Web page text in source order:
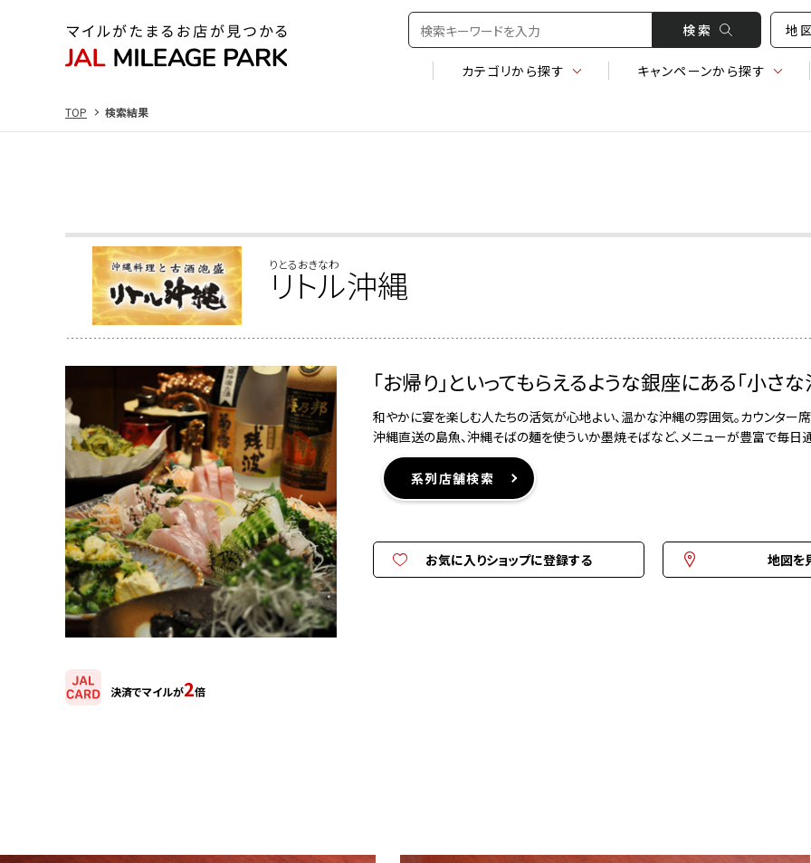
検 索 地
カテゴリから探す キャンペーンから探す
TOP 検索結果
りとるおきなわ
リトル沖縄
決済でマイルが2倍
「お帰り」といってもらえるような銀座にある「小さな
和やかに宴を楽しむ人たちの活気が心地よい、温かな沖縄の雰囲気。カウンター
沖縄直送の島魚、沖縄そばの麺を使ういか墨焼そばなど、メニューが豊富で毎日
系列店舗検索
お気に入りショップに登録する 地図を